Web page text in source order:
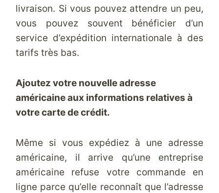
livraison. Si vous pouvez attendre un peu,
vous pouvez souvent bénéficier d’un
service d’expédition internationale à des
tarifs très bas.
Ajoutez votre nouvelle adresse
américaine aux informations relatives à
votre carte de crédit.
Même si vous expédiez à une adresse
américaine, il arrive qu’une entreprise
américaine refuse votre commande en
ligne parce qu’elle reconnaît que l’adresse